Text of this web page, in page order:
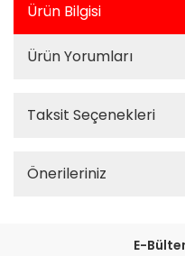
Ürün Bilgisi
Ürün Yorumları
Taksit Seçenekleri
Önerileriniz
E-